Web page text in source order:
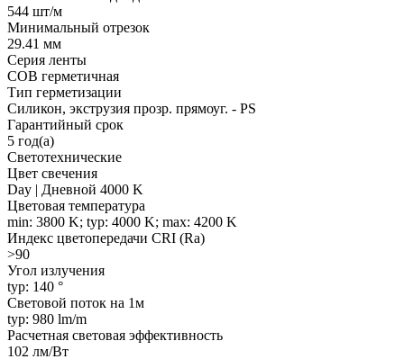
544 шт/м
Минимальный отрезок
29.41 мм
Серия ленты
COB герметичная
Тип герметизации
Силикон, экструзия прозр. прямоуг. - PS
Гарантийный срок
5 год(а)
Светотехнические
Цвет свечения
Day | Дневной 4000 K
Цветовая температура
min: 3800 K; typ: 4000 K; max: 4200 K
Индекс цветопередачи CRI (Ra)
>90
Угол излучения
typ: 140 °
Световой поток на 1м
typ: 980 lm/m
Расчетная световая эффективность
102 лм/Вт